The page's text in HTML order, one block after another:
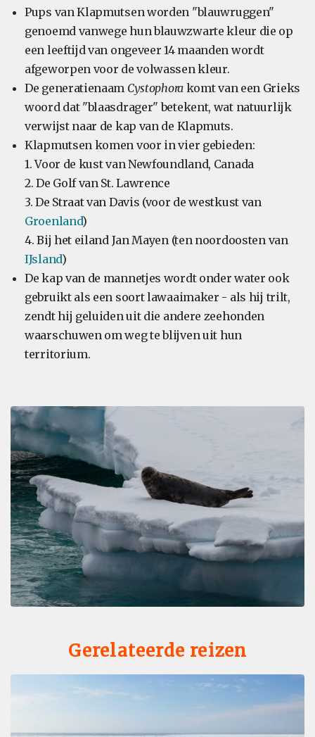
Pups van Klapmutsen worden "blauwruggen"
genoemd vanwege hun blauwzwarte kleur die op
een leeftijd van ongeveer 14 maanden wordt
afgeworpen voor de volwassen kleur.
De generatienaam Cystophorakomt van een Grieks
woord dat "blaasdrager" betekent, wat natuurlijk
verwijst naar de kap van de Klapmuts.
Klapmutsen komen voor in vier gebieden:
1. Voor de kust van Newfoundland, Canada
2. De Golf van St. Lawrence
3. De Straat van Davis (voor de westkust van
Groenland)
4. Bij het eiland Jan Mayen (ten noordoosten van
IJsland)
De kap van de mannetjes wordt onder water ook
gebruikt als een soort lawaaimaker - als hij trilt,
zendt hij geluiden uit die andere zeehonden
waarschuwen om weg te blijven uit hun
territorium.
Gerelateerde reizen